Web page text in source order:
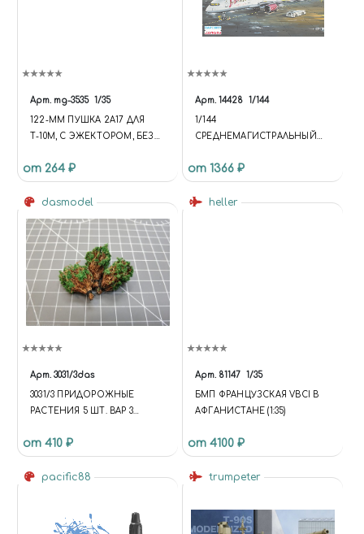
Арт. mg-3535 1/35
122-ММ ПУШКА 2А17 ДЛЯ
Т-10М, С ЭЖЕКТОРОМ, БЕЗ
от 264 ₽
Арт. 14428 1/144
1/144
СРЕДНЕМАГИСТРАЛЬНЫЙ
от 1366 ₽
dasmodel
Арт. 3031/3das
3031/3 ПРИДОРОЖНЫЕ
РАСТЕНИЯ 5 ШТ. ВАР 3
от 410 ₽
heller
Арт. 81147 1/35
БМП ФРАНЦУЗСКАЯ VBCI В
АФГАНИСТАНЕ (1:35)
от 4100 ₽
pacific88 trumpeter